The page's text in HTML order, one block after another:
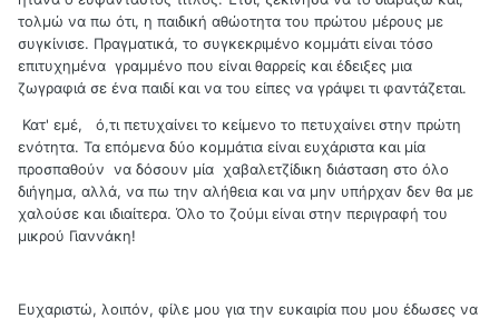
τολμώ να πω ότι, η παιδική αθώοτητα του πρώτου μέρους με
συγκίνισε. Πραγματικά, το συγκεκριμένο κομμάτι είναι τόσο
επιτυχημένα γραμμένο που είναι θαρρείς και έδειξες μια
ζωγραφιά σε ένα παιδί και να του είπες να γράψει τι φαντάζεται.
Κατ' εμέ, ό,τι πετυχαίνει το κείμενο το πετυχαίνει στην πρώτη
ενότητα. Τα επόμενα δύο κομμάτια είναι ευχάριστα και μία
προσπαθούν να δόσουν μία χαβαλετζίδικη διάσταση στο όλο
διήγημα, αλλά, να πω την αλήθεια και να μην υπήρχαν δεν θα με
χαλούσε και ιδιαίτερα. Όλο το ζούμι είναι στην περιγραφή του
μικρού Γιαννάκη!
Ευχαριστώ, λοιπόν, φίλε μου για την ευκαιρία που μου έδωσες να